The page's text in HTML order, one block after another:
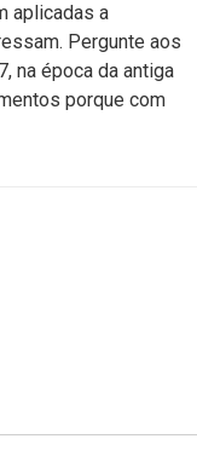
aplicadas a
Pergunte aos
na época da antiga
porque com